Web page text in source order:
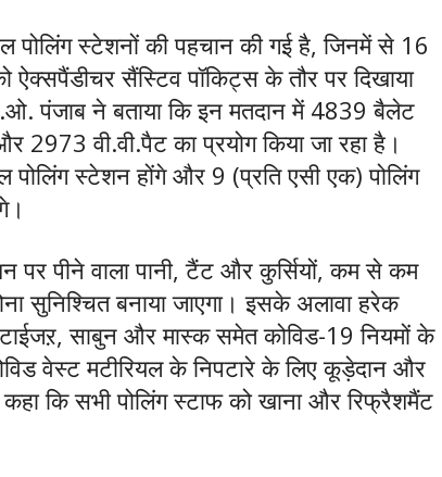
पोलिंग स्टेशनों की पहचान की गई है, जिनमें से 16
सैंस्टिव पॉकिट्स के तौर पर दिखाया
पंजाब ने बताया कि इन मतदान में 4839 बैलेट
वी.वी.पैट का प्रयोग किया जा रहा है।
पोलिंग स्टेशन होंगे और 9 (प्रति एसी एक) पोलिंग
पर पीने वाला पानी, टैंट और कुर्सियों, कम से कम
सुनिश्चित बनाया जाएगा। इसके अलावा हरेक
साबुन और मास्क समेत कोविड-19 नियमों के
वेस्ट मटीरियल के निपटारे के लिए कूड़ेदान और
कि सभी पोलिंग स्टाफ को खाना और रिफ्रैशमैंट